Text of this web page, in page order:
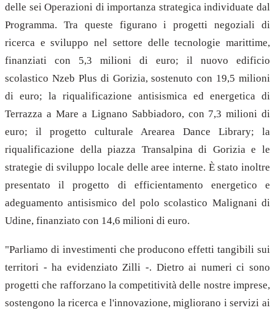
delle sei Operazioni di importanza strategica individuate dal
Programma. Tra queste figurano i progetti negoziali di
ricerca e sviluppo nel settore delle tecnologie marittime,
finanziati con 5,3 milioni di euro; il nuovo edificio
scolastico Nzeb Plus di Gorizia, sostenuto con 19,5 milioni
di euro; la riqualificazione antisismica ed energetica di
Terrazza a Mare a Lignano Sabbiadoro, con 7,3 milioni di
euro; il progetto culturale Arearea Dance Library; la
riqualificazione della piazza Transalpina di Gorizia e le
strategie di sviluppo locale delle aree interne. È stato inoltre
presentato il progetto di efficientamento energetico e
adeguamento antisismico del polo scolastico Malignani di
Udine, finanziato con 14,6 milioni di euro.
"Parliamo di investimenti che producono effetti tangibili sui
territori - ha evidenziato Zilli -. Dietro ai numeri ci sono
progetti che rafforzano la competitività delle nostre imprese,
sostengono la ricerca e l'innovazione, migliorano i servizi ai